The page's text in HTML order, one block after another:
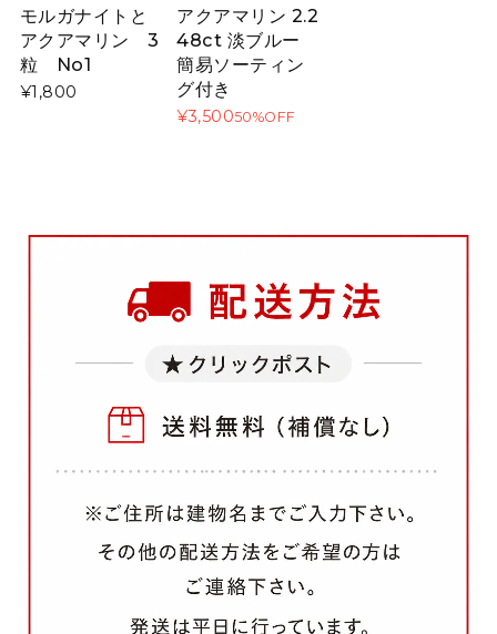
モルガナイトと
アクアマリン 3
粒 No1
¥1,800
アクアマリン 2.2
48ct 淡ブルー
簡易ソーティン
グ付き
¥3,50050%OFF